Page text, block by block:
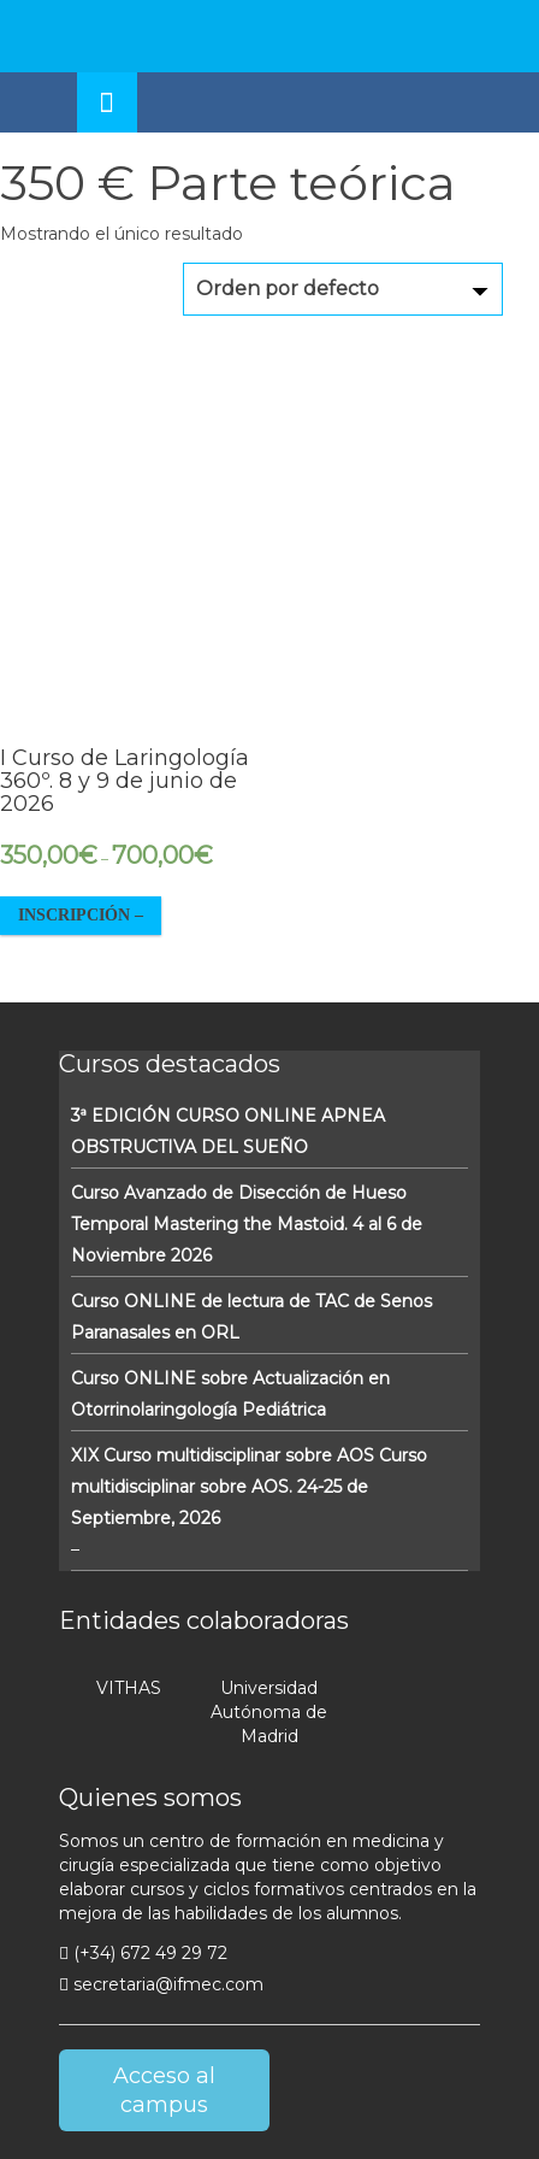
350 € Parte teórica
Mostrando el único resultado
I Curso de Laringología
360º. 8 y 9 de junio de
2026
350,00€ – 700,00€
INSCRIPCIÓN –
Cursos destacados
3ª EDICIÓN CURSO ONLINE APNEA
OBSTRUCTIVA DEL SUEÑO
Curso Avanzado de Disección de Hueso
Temporal Mastering the Mastoid. 4 al 6 de
Noviembre 2026
Curso ONLINE de lectura de TAC de Senos
Paranasales en ORL
Curso ONLINE sobre Actualización en
Otorrinolaringología Pediátrica
XIX Curso multidisciplinar sobre AOS Curso
multidisciplinar sobre AOS. 24-25 de
Septiembre, 2026
–
Entidades colaboradoras
VITHAS
Universidad
Autónoma de
Madrid
Quienes somos
Somos un centro de formación en medicina y
cirugía especializada que tiene como objetivo
elaborar cursos y ciclos formativos centrados en la
mejora de las habilidades de los alumnos.
(+34) 672 49 29 72
secretaria@ifmec.com
Acceso al
campus